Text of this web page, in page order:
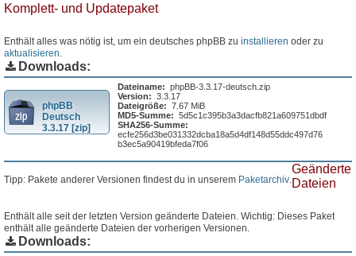
Komplett- und Updatepaket
Enthält alles was nötig ist, um ein deutsches phpBB zu installieren oder zu
aktualisieren.
Downloads:
phpBB
Deutsch
3.3.17 [zip]
Dateiname: phpBB-3.3.17-deutsch.zip
Version: 3.3.17
Dateigröße: 7.67 MiB
MD5-Summe: 5d5c1c395b3a3dacfb821a609751dbdf
SHA256-Summe:
ecfe256d3be031332dcba18a5d4df148d55ddc497d76
b3ec5a90419bfeda7f06
Tipp: Pakete anderer Versionen findest du in unserem Paketarchiv.
Geänderte
Dateien
Enthält alle seit der letzten Version geänderte Dateien. Wichtig: Dieses Paket
enthält alle geänderte Dateien der vorherigen Versionen.
Downloads: